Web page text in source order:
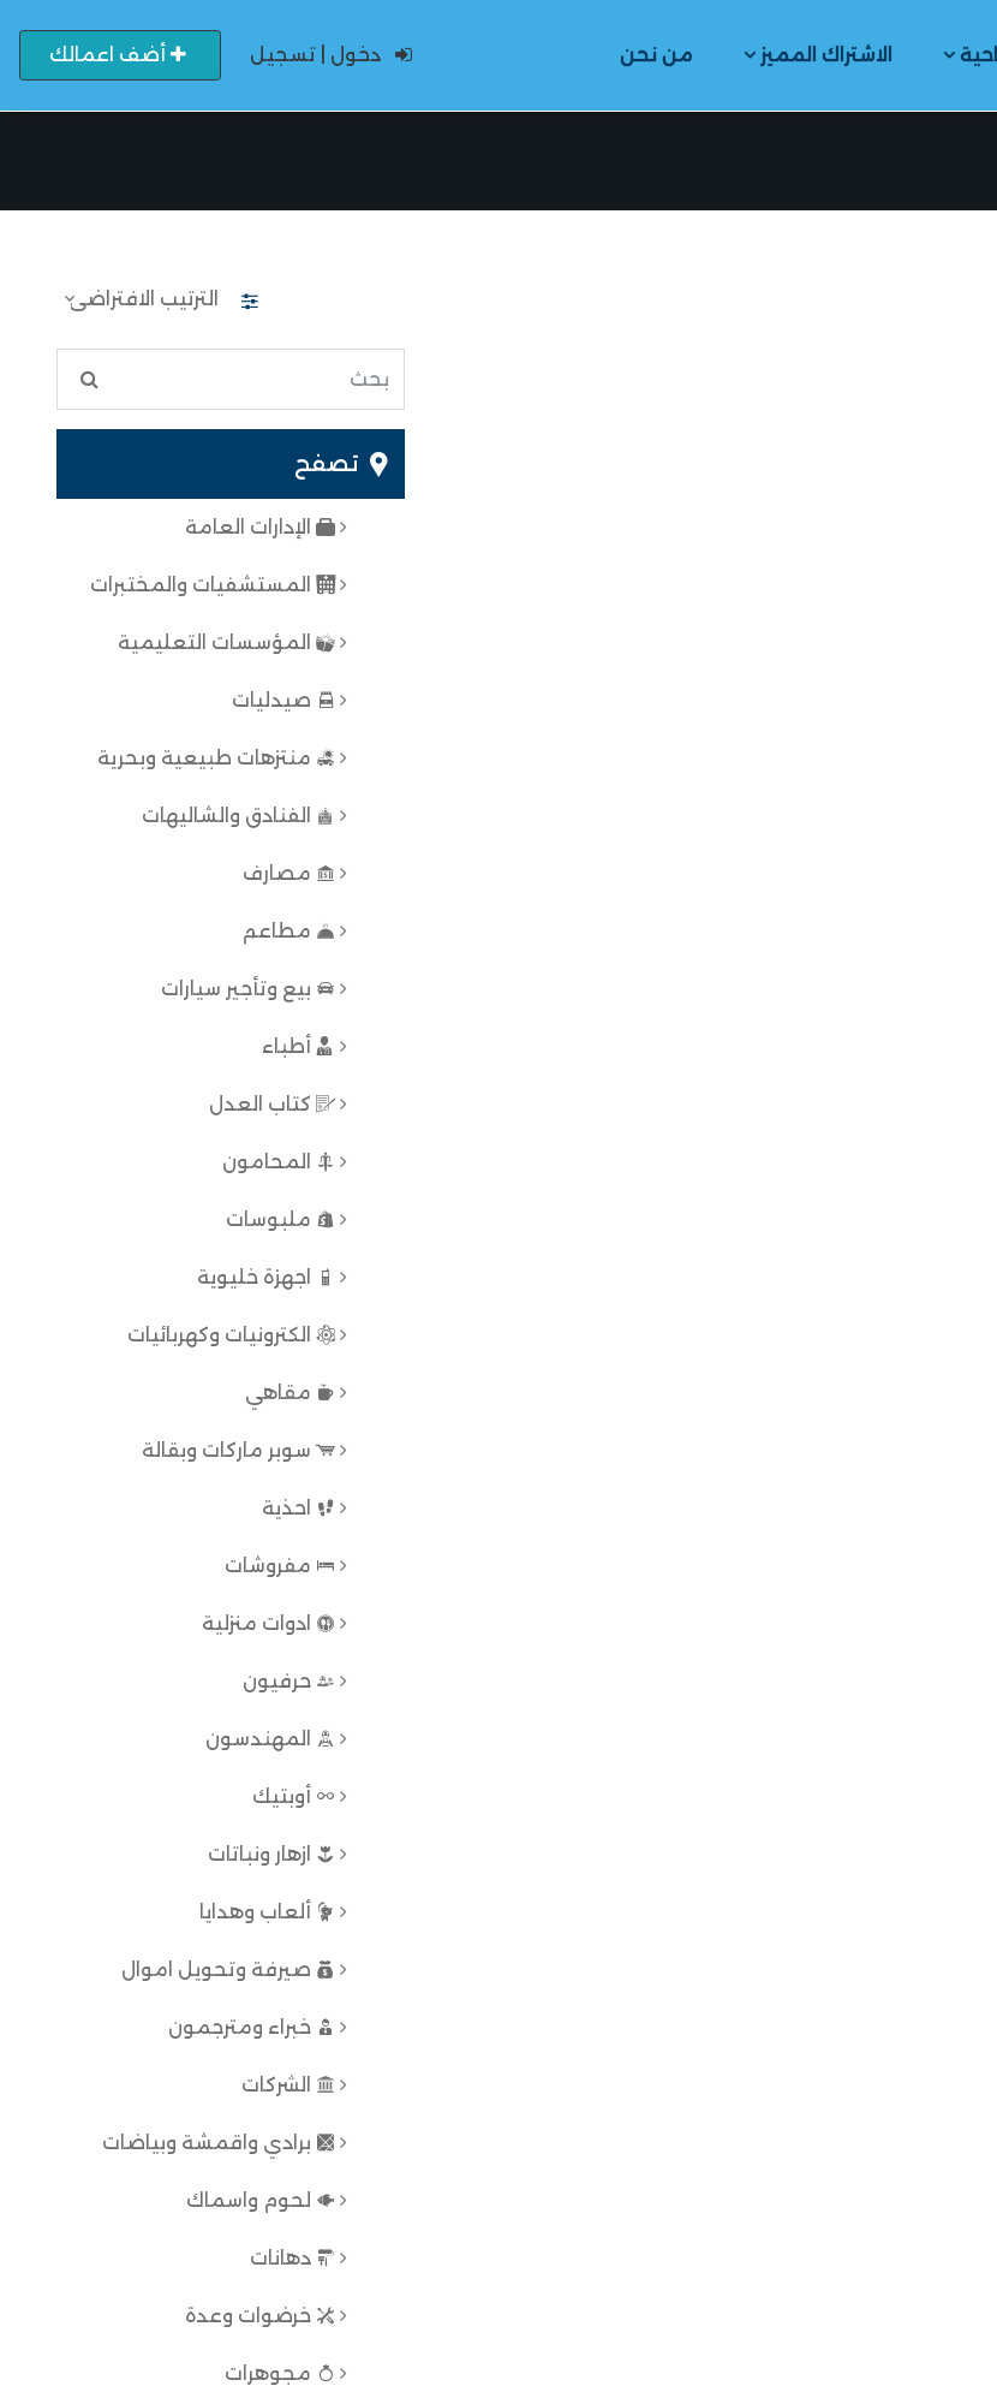
الاشتراك المميز من نحن دخول | تسجيل أضف اعمالك
تصفح
الإدارات العامة
المستشفيات والمختبرات
المؤسسات التعليمية
صيدليات
منتزهات طبيعية وبحرية
الفنادق والشاليهات
مصارف
مطاعم
بيع وتأجير سيارات
أطباء
كتاب العدل
المحامون
ملبوسات
اجهزة خليوية
الكترونيات وكهربائيات
مقاهي
سوبر ماركات وبقالة
احذية
مفروشات
ادوات منزلية
حرفيون
المهندسون
أوبتيك
ازهار ونباتات
ألعاب وهدايا
صيرفة وتحويل اموال
خبراء ومترجمون
الشركات
برادي واقمشة وبياضات
لحوم واسماك
دهانات
خرضوات وعدة
مجوهرات